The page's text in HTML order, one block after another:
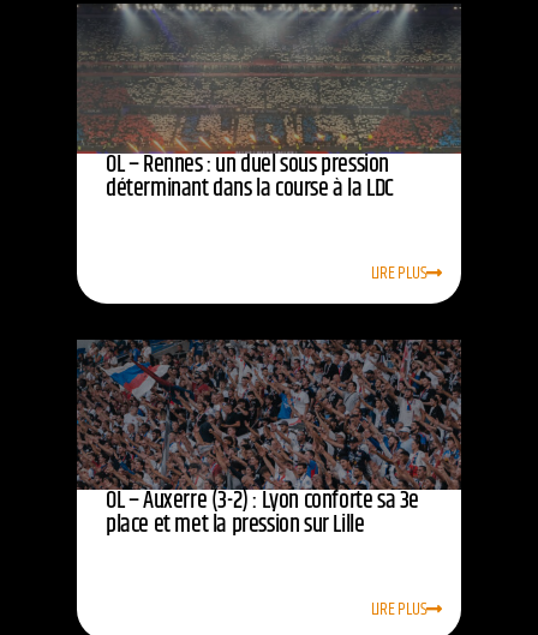
OL – Rennes : un duel sous pression
déterminant dans la course à la LDC
LIRE PLUS
OL – Auxerre (3-2) : Lyon conforte sa 3e
place et met la pression sur Lille
LIRE PLUS